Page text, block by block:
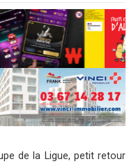
de la Ligue, petit retour